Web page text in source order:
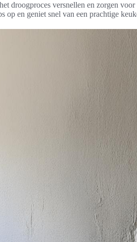
droogproces versnellen en zorgen
op en geniet snel van een prachtige